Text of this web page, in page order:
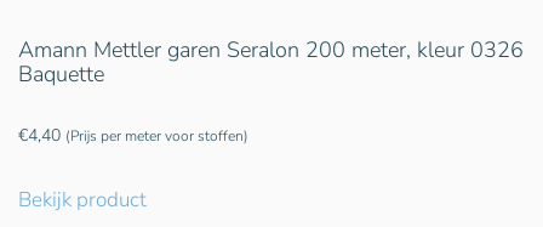
Amann Mettler garen Seralon 200 meter, kleur 0326
Baquette
€4,40 (Prijs per meter voor stoffen)
Bekijk product